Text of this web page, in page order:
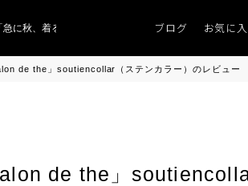
に秋、着るものがない」 「キレイなニット」 ポイ
ブログ お気に
de the」soutiencollar（ステンカラー）のレビュー
de the」